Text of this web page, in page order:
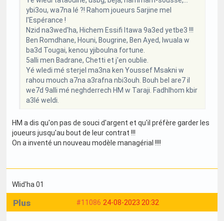
ybi3ou, wa7na lé ?! Rahom joueurs 5arjine mel
l'Espérance !
Nzid na3wed'ha, Hichem Essifi ltawa 9a3ed yetbe3 !!!
Ben Romdhane, Houni, Bougrine, Ben Ayed, Iwuala w
ba3d Tougai, kenou yjiboulna fortune.
5alli men Badrane, Chetti et j'en oublie.
Yé wledi mé sterjel ma3na ken Youssef Msakni w
rahou mouch a7na a3rafna nbi3ouh. Bouh bel are7 il
we7d 9alli mé neghderrech HM w Taraji. Fadhlhom kbir
a3lé weldi.
HM a dis qu'on pas de souci d'argent et qu'il préfère garder les
joueurs jusqu'au bout de leur contrat !!!
On a inventé un nouveau modèle managérial !!!!
Wlid'ha 01
#11086 24-08-2023 20:32
Plus